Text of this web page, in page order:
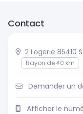
Contact
2 Logerie 85410
Rayon de 40 km
Demander un
Afficher le